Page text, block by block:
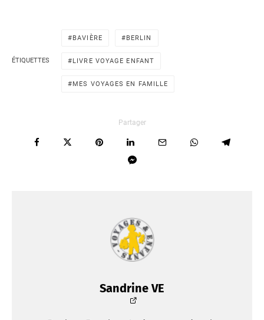
ÉTIQUETTES
BAVIÈRE BERLIN
LIVRE VOYAGE ENFANT
MES VOYAGES EN FAMILLE
Partager
Sandrine VE